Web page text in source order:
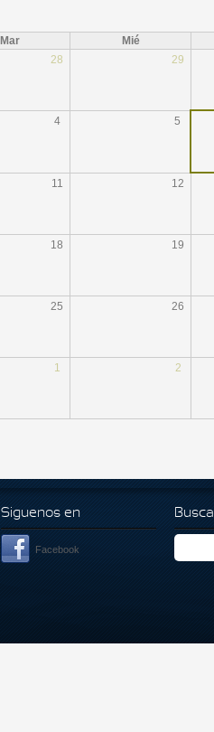
Mar
Mié
28 29
4 5
11 12
18 19
25 26
1 2
Siguenos en
Facebook